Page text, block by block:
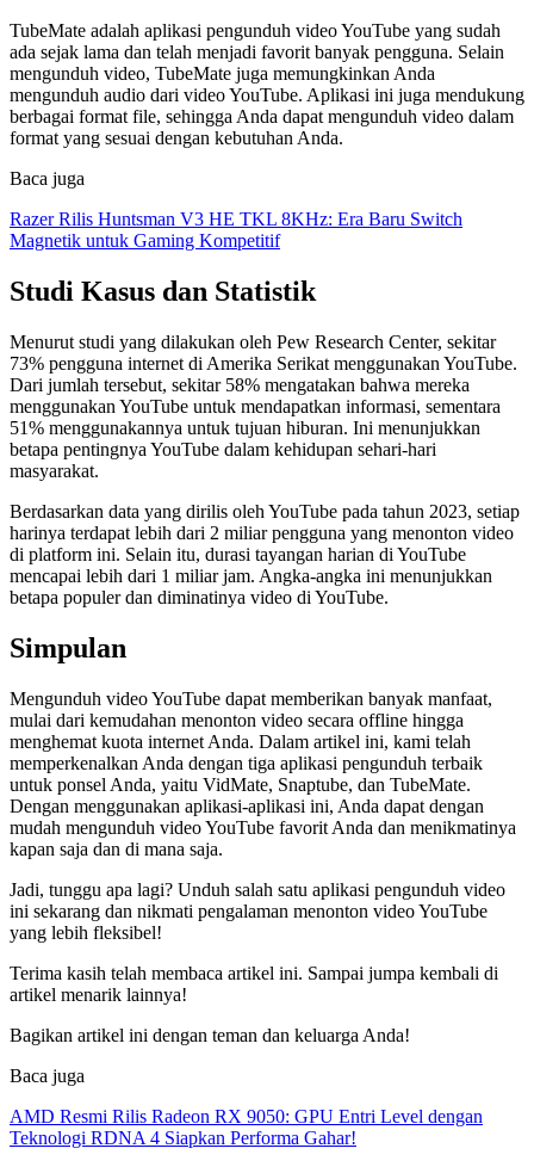
TubeMate adalah aplikasi pengunduh video YouTube yang sudah
ada sejak lama dan telah menjadi favorit banyak pengguna. Selain
mengunduh video, TubeMate juga memungkinkan Anda
mengunduh audio dari video YouTube. Aplikasi ini juga mendukung
berbagai format file, sehingga Anda dapat mengunduh video dalam
format yang sesuai dengan kebutuhan Anda.
Baca juga
Razer Rilis Huntsman V3 HE TKL 8KHz: Era Baru Switch
Magnetik untuk Gaming Kompetitif
Studi Kasus dan Statistik
Menurut studi yang dilakukan oleh Pew Research Center, sekitar
73% pengguna internet di Amerika Serikat menggunakan YouTube.
Dari jumlah tersebut, sekitar 58% mengatakan bahwa mereka
menggunakan YouTube untuk mendapatkan informasi, sementara
51% menggunakannya untuk tujuan hiburan. Ini menunjukkan
betapa pentingnya YouTube dalam kehidupan sehari-hari
masyarakat.
Berdasarkan data yang dirilis oleh YouTube pada tahun 2023, setiap
harinya terdapat lebih dari 2 miliar pengguna yang menonton video
di platform ini. Selain itu, durasi tayangan harian di YouTube
mencapai lebih dari 1 miliar jam. Angka-angka ini menunjukkan
betapa populer dan diminatinya video di YouTube.
Simpulan
Mengunduh video YouTube dapat memberikan banyak manfaat,
mulai dari kemudahan menonton video secara offline hingga
menghemat kuota internet Anda. Dalam artikel ini, kami telah
memperkenalkan Anda dengan tiga aplikasi pengunduh terbaik
untuk ponsel Anda, yaitu VidMate, Snaptube, dan TubeMate.
Dengan menggunakan aplikasi-aplikasi ini, Anda dapat dengan
mudah mengunduh video YouTube favorit Anda dan menikmatinya
kapan saja dan di mana saja.
Jadi, tunggu apa lagi? Unduh salah satu aplikasi pengunduh video
ini sekarang dan nikmati pengalaman menonton video YouTube
yang lebih fleksibel!
Terima kasih telah membaca artikel ini. Sampai jumpa kembali di
artikel menarik lainnya!
Bagikan artikel ini dengan teman dan keluarga Anda!
Baca juga
AMD Resmi Rilis Radeon RX 9050: GPU Entri Level dengan
Teknologi RDNA 4 Siapkan Performa Gahar!